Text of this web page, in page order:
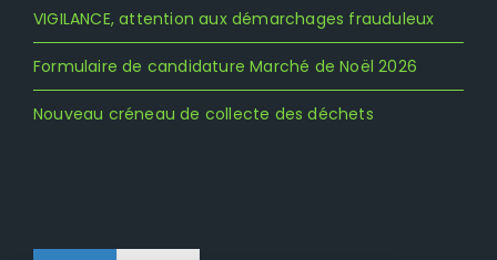
VIGILANCE, attention aux démarchages frauduleux
Formulaire de candidature Marché de Noël 2026
Nouveau créneau de collecte des déchets